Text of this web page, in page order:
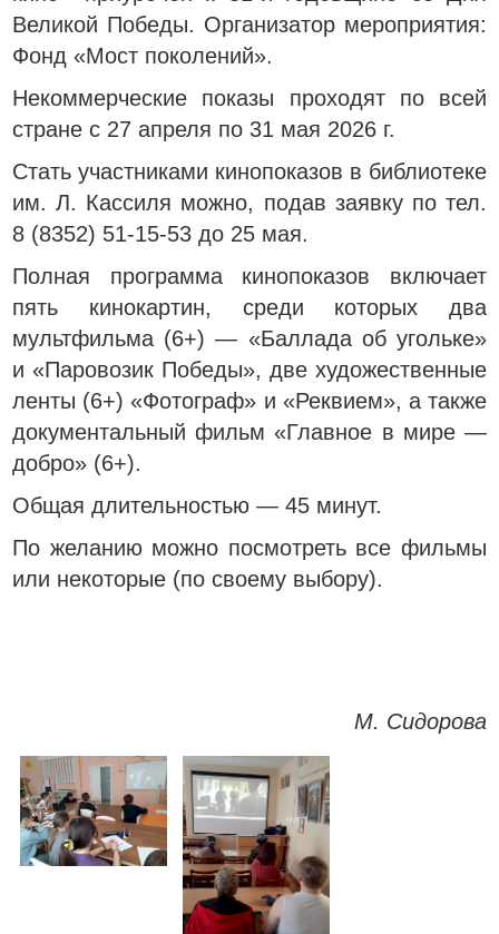
Великой Победы. Организатор мероприятия:
Фонд «Мост поколений».
Некоммерческие показы проходят по всей
стране с 27 апреля по 31 мая 2026 г.
Стать участниками кинопоказов в библиотеке
им. Л. Кассиля можно, подав заявку по тел.
8 (8352) 51-15-53 до 25 мая.
Полная программа кинопоказов включает
пять кинокартин, среди которых два
мультфильма (6+) — «Баллада об угольке»
и «Паровозик Победы», две художественные
ленты (6+) «Фотограф» и «Реквием», а также
документальный фильм «Главное в мире —
добро» (6+).
Общая длительностью — 45 минут.
По желанию можно посмотреть все фильмы
или некоторые (по своему выбору).
М. Сидорова